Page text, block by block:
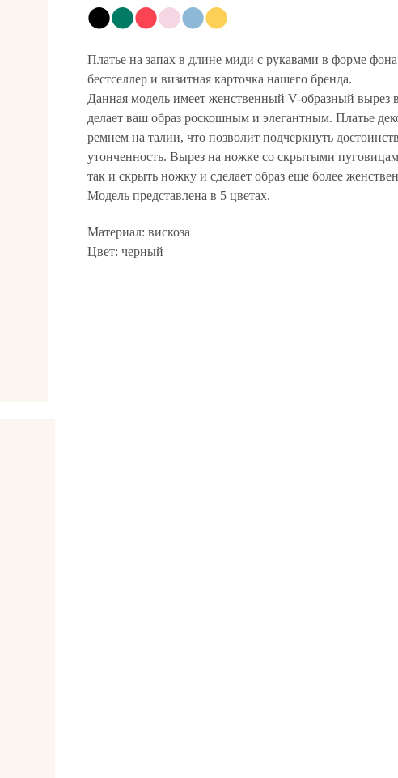
⬤⬤⬤⬤⬤⬤
Платье на запах в длине миди с рукавами в форме
бестселлер и визитная карточка нашего бренда.
Данная модель имеет женственный V-образный вырез
делает ваш образ роскошным и элегантным. Платье
ремнем на талии, что позволит подчеркнуть
утонченность. Вырез на ножке со скрытыми
так и скрыть ножку и сделает образ еще более
Модель представлена в 5 цветах.
Материал: вискоза
Цвет: черный